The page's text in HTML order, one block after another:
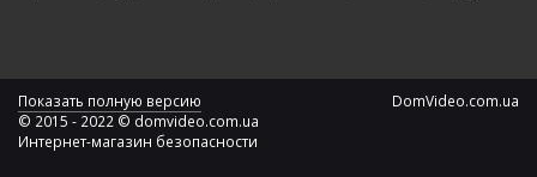
Показать полную версию
© 2015 - 2022 © domvideo.com.ua
Интернет-магазин безопасности
DomVideo.com.ua